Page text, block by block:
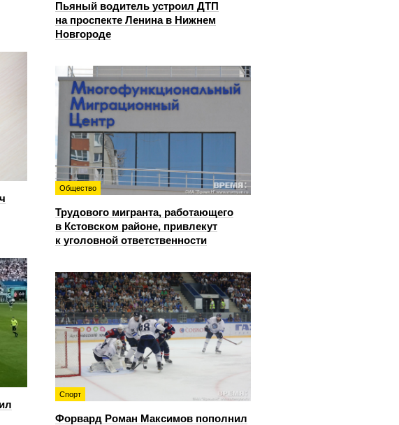
Пьяный водитель устроил ДТП
на проспекте Ленина в Нижнем
Новгороде
Общество
Трудового мигранта, работающего
в Кстовском районе, привлекут
к уголовной ответственности
Спорт
Форвард Роман Максимов пополнил